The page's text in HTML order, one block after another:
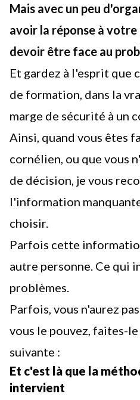
Mais avec un peu
avoir la réponse à
devoir être face au
Et gardez à l'esprit que
de formation, dans la
marge de sécurité à un
Ainsi, quand vous êtes
cornélien, ou que vous
de décision, je vous
l'information
choisir.
Parfois cette
autre personne. Ce qui
problèmes.
Parfois, vous n'aurez
vous le pouvez, faites-
suivante :
Et c'est là que la
intervient